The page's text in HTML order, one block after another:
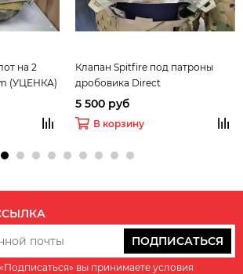
на 2
(УЦЕНКА)
Клапан Spitfire под патроны
дробовика Direct
Action(УЦЕНКА)
5 500 руб
В корзину
ПОДПИСАТЬСЯ
вы принимаете условия